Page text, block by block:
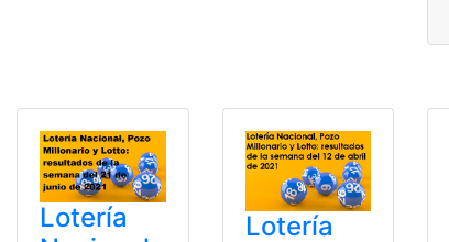
Lotería
Lotería